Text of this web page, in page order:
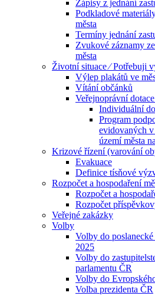
Zápisy z jednání
Podkladové
města
Termíny jednání
Zvukové záznamy
města
Životní situace ⁄ Potřebuji
Výlep plakátů ve
Vítání občánků
Veřejnoprávní
Individuální
Program
evidovaných
území města
Krizové řízení (varování
Evakuace
Definice tísňové
Rozpočet a hospodaření
Rozpočet a
Rozpočet
Veřejné zakázky
Volby
Volby do
2025
Volby do
parlamentu ČR
Volby do
Volba prezidenta ČR